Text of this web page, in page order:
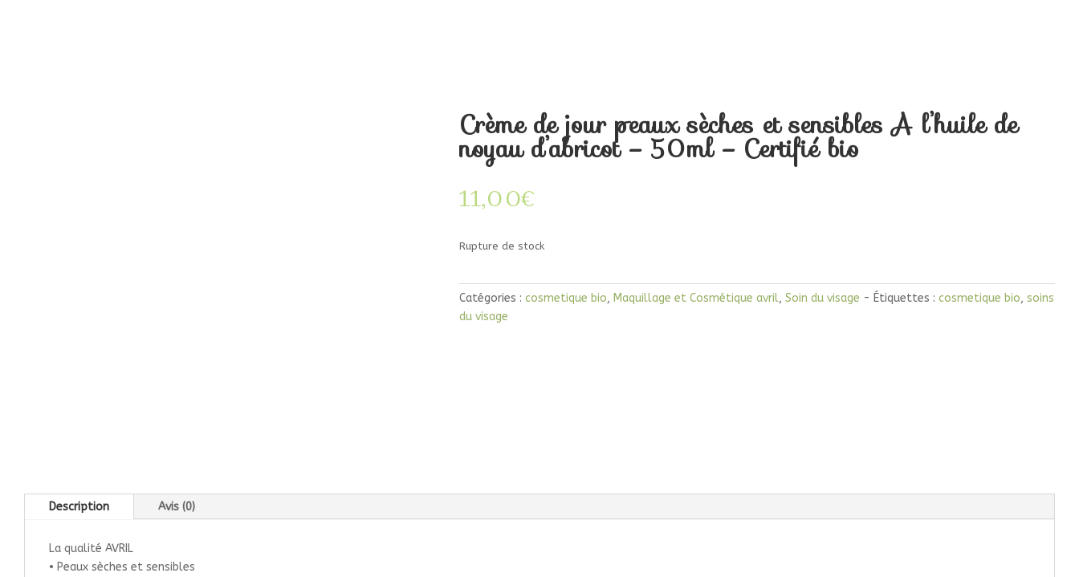
Crème de jour peaux sèches et sensibles A l’huile de
noyau d’abricot – 50ml – Certifié bio
11,00€
Rupture de stock
Catégories : cosmetique bio, Maquillage et Cosmétique avril, Soin du visage Étiquettes : cosmetique bio, soins
du visage
Description Avis (0)
La qualité AVRIL
• Peaux sèches et sensibles